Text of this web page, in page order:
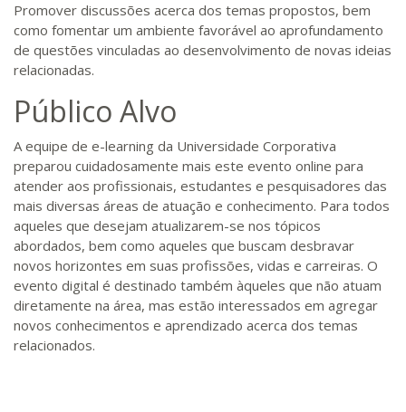
Promover discussões acerca dos temas propostos, bem
como fomentar um ambiente favorável ao aprofundamento
de questões vinculadas ao desenvolvimento de novas ideias
relacionadas.
Público Alvo
A equipe de e-learning da Universidade Corporativa
preparou cuidadosamente mais este evento online para
atender aos profissionais, estudantes e pesquisadores das
mais diversas áreas de atuação e conhecimento. Para todos
aqueles que desejam atualizarem-se nos tópicos
abordados, bem como aqueles que buscam desbravar
novos horizontes em suas profissões, vidas e carreiras. O
evento digital é destinado também àqueles que não atuam
diretamente na área, mas estão interessados em agregar
novos conhecimentos e aprendizado acerca dos temas
relacionados.